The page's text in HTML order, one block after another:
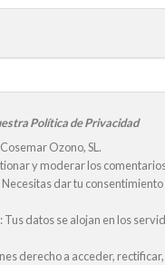
Política de Privacidad
Cosemar Ozono, SL.
y moderar los
Necesitas dar tu
: Tus datos se alojan en los
derecho a acceder,